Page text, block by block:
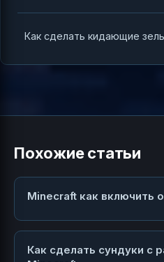
Похожие статьи
Minecraft как включить
Как сделать сундуки с